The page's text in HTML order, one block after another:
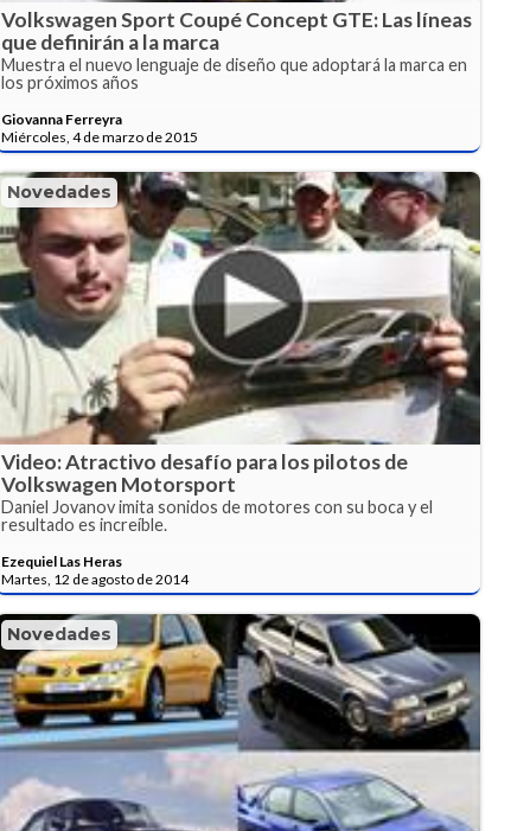
Volkswagen Sport Coupé Concept GTE: Las líneas
que definirán a la marca
Muestra el nuevo lenguaje de diseño que adoptará la marca en
los próximos años
Giovanna Ferreyra
Miércoles, 4 de marzo de 2015
Novedades
Video: Atractivo desafío para los pilotos de
Volkswagen Motorsport
Daniel Jovanov imita sonidos de motores con su boca y el
resultado es increíble.
Ezequiel Las Heras
Martes, 12 de agosto de 2014
Novedades